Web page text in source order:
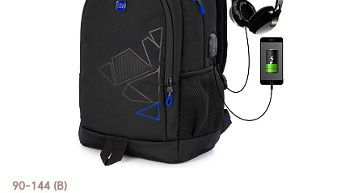
90-144 (B)